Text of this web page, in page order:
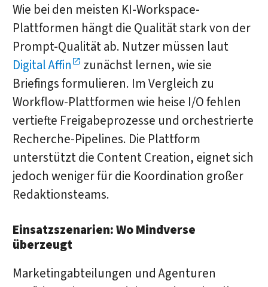
Wie bei den meisten KI-Workspace-
Plattformen hängt die Qualität stark von der
Prompt-Qualität ab. Nutzer müssen laut
Digital Affin
zunächst lernen, wie sie
Briefings formulieren. Im Vergleich zu
Workflow-Plattformen wie heise I/O fehlen
vertiefte Freigabeprozesse und orchestrierte
Recherche-Pipelines. Die Plattform
unterstützt die Content Creation, eignet sich
jedoch weniger für die Koordination großer
Redaktionsteams.
Einsatzszenarien: Wo Mindverse
überzeugt
Marketingabteilungen und Agenturen